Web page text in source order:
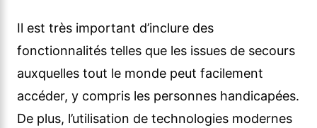
Il est très important d’inclure des
fonctionnalités telles que les issues de secours
auxquelles tout le monde peut facilement
accéder, y compris les personnes handicapées.
De plus, l’utilisation de technologies modernes